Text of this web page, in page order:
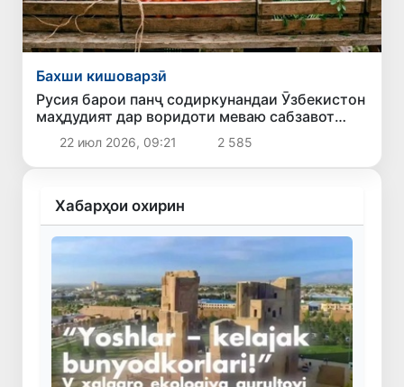
Бахши кишоварзӣ
Русия барои панҷ содиркунандаи Ӯзбекистон
маҳдудият дар воридоти меваю сабзавот
ҷорӣ мекунад
22 июл 2026, 09:21 2 585
Хабарҳои охирин